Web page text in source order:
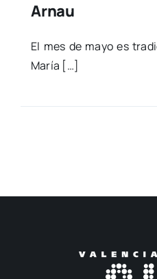
Arnau
El mes de mayo es
María […]